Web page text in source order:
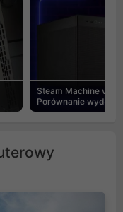
Steam Machine vs
Porównanie